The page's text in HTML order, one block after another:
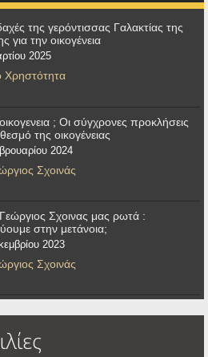
της γερόντισσας Γαλακτίας της
για την οικογένεια
2025
Χρηστότητα
; Οι σύγχρονες προκλήσεις
της οικογένειας
2024
Σχοινάς
Σχοινας μας ρωτά :
στην μετάνοια;
2023
Σχοινάς